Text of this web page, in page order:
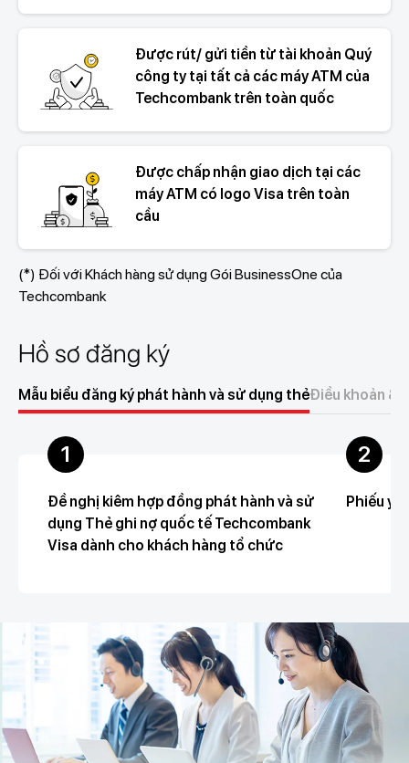
Được rút/ gửi tiền từ tài khoản Quý
công ty tại tất cả các máy ATM của
Techcombank trên toàn quốc
Được chấp nhận giao dịch tại các
máy ATM có logo Visa trên toàn
cầu
(*) Đối với Khách hàng sử dụng Gói BusinessOne của
Techcombank
Hồ sơ đăng ký
Mẫu biểu đăng ký phát hành và sử dụng thẻĐiều khoản &
1
Đề nghị kiêm hợp đồng phát hành và sử
dụng Thẻ ghi nợ quốc tế Techcombank
Visa dành cho khách hàng tổ chức
2
Phiếu